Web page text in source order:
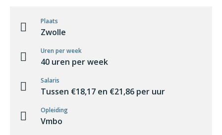
Plaats
Zwolle
Uren per week
40 uren per week
Salaris
Tussen €18,17 en €21,86 per uur
Opleiding
Vmbo